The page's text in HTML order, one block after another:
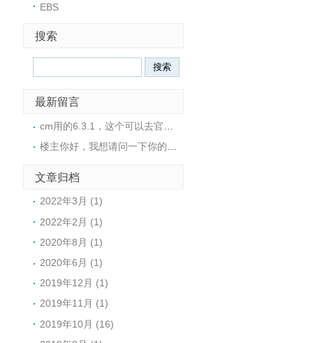
EBS
搜索
最新留言
楼主你好，我想请问一下你的cdh 6.3.2使用cm的那个版本来进行管理的，有没有安装文档或者安装包呀
文章归档
2022年3月 (1)
2022年2月 (1)
2020年8月 (1)
2020年6月 (1)
2019年12月 (1)
2019年11月 (1)
2019年10月 (16)